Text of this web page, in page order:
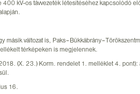
400 kV-os távvezeték létesítéséhez kapcsolódó
másik változat is,
térképeken is megjelennek.
(X. 23.) Korm. rendelet 1. melléklet 4. pont):
16.